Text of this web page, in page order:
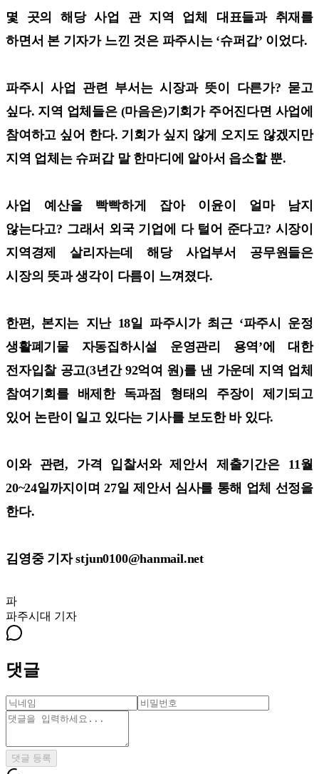
몇 곳의 해당 사업 관 지역 업체 대표들과 취재를
하면서 본 기자가 느낀 것은 파주시는 ‘슈퍼갑’ 이었다.
파주시 사업 관련 부서는 시장과 뜻이 다른가? 묻고
싶다. 지역 업체들은 (마음은)기회가 주어진다면 사업에
참여하고 싶어 한다. 기회가 싶지 않게 오지도 않겠지만
지역 업체는 슈퍼갑 말 한마디에 알아서 읍소할 뿐.
사업 예산을 빡빡하게 잡아 이윤이 얼마 남지
않는다고? 그래서 외국 기업에 다 털어 준다고? 시장이
지역경제 살리자는데 해당 사업부서 공무원들은
시장의 뜻과 생각이 다름이 느껴졌다.
한편, 본지는 지난 18일 파주시가 최근 ‘파주시 운정
생활폐기물 자동집하시설 운영관리 용역’에 대한
전자입찰 공고(3년간 92억여 원)를 낸 가운데 지역 업체
참여기회를 배제한 독과점 형태의 주장이 제기되고
있어 논란이 일고 있다는 기사를 보도한 바 있다.
이와 관련, 가격 입찰서와 제안서 제출기간은 11월
20~24일까지이며 27일 제안서 심사를 통해 업체 선정을
한다.
김영중 기자 stjun0100@hanmail.net
파
파주시대 기자
댓글
댓글 등록